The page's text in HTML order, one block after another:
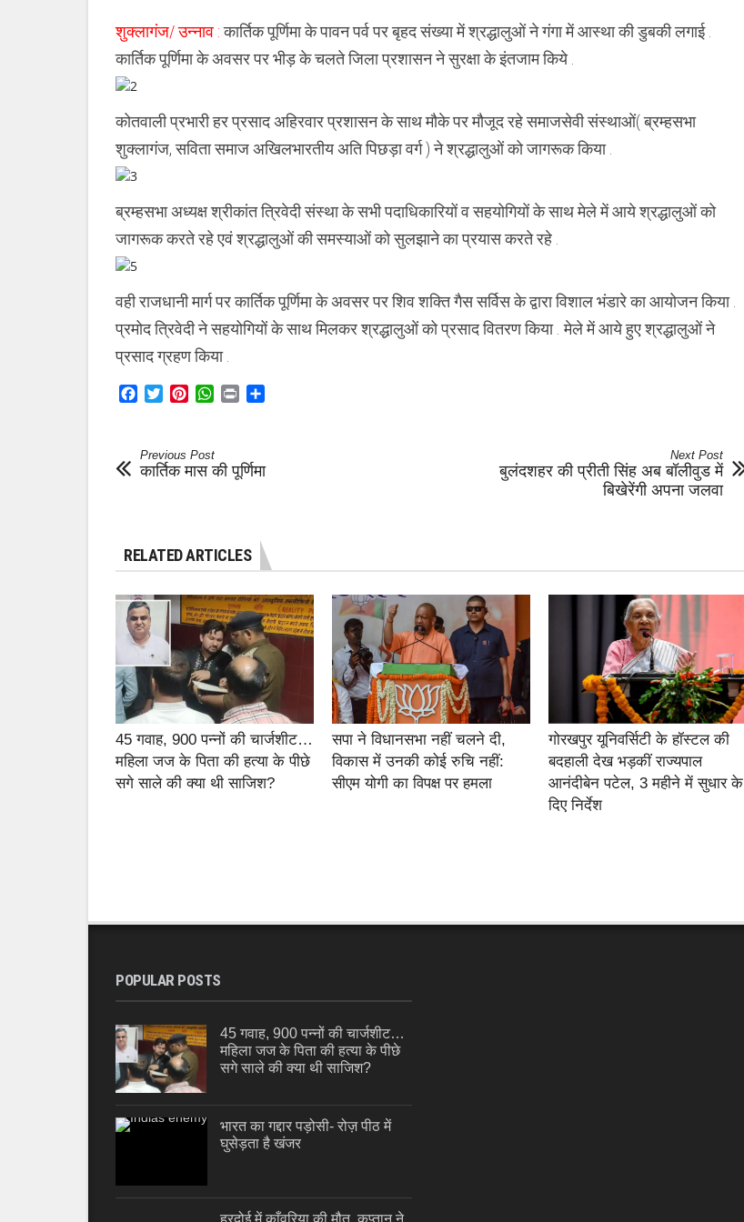
आस्था
का
सैलाब
शुक्लागंज/ उन्नाव :कार्तिक पूर्णिमा के पावन पर्व पर बृहद संख्या में श्रद्धालुओं ने गंगा में आस्था की डुबकी लगाई .
कार्तिक पूर्णिमा के अवसर पर भीड़ के चलते जिला प्रशासन ने सुरक्षा के इंतजाम किये .
कोतवाली प्रभारी हर प्रसाद अहिरवार प्रशासन के साथ मौके पर मौजूद रहे समाजसेवी संस्थाओं( ब्रम्हसभा
शुक्लागंज, सविता समाज अखिलभारतीय अति पिछड़ा वर्ग ) ने श्रद्धालुओं को जागरूक किया .
ब्रम्हसभा अध्यक्ष श्रीकांत त्रिवेदी संस्था के सभी पदाधिकारियों व सहयोगियों के साथ मेले में आये श्रद्धालुओं को
जागरूक करते रहे एवं श्रद्धालुओं की समस्याओं को सुलझाने का प्रयास करते रहे .
वही राजधानी मार्ग पर कार्तिक पूर्णिमा के अवसर पर शिव शक्ति गैस सर्विस के द्वारा विशाल भंडारे का आयोजन किया .
प्रमोद त्रिवेदी ने सहयोगियों के साथ मिलकर श्रद्धालुओं को प्रसाद वितरण किया . मेले में आये हुए श्रद्धालुओं ने
प्रसाद ग्रहण किया .
Facebook
TwitterPinterestWhatsApp
Print
Previous Post
कार्तिक मास की पूर्णिमा
Next Post
बुलंदशहर की प्रीती सिंह अब बॉलीवुड में
बिखेरेंगी अपना जलवा
RELATED ARTICLES
45 गवाह, 900 पन्नों की चार्जशीट…
महिला जज के पिता की हत्या के पीछे
सगे साले की क्या थी साजिश?
सपा ने विधानसभा नहीं चलने दी,
विकास में उनकी कोई रुचि नहीं:
सीएम योगी का विपक्ष पर हमला
गोरखपुर यूनिवर्सिटी के हॉस्टल की
बदहाली देख भड़कीं राज्यपाल
आनंदीबेन पटेल, 3 महीने में सुधार के
दिए निर्देश
POPULAR POSTS
45 गवाह, 900 पन्नों की चार्जशीट…
महिला जज के पिता की हत्या के पीछे
सगे साले की क्या थी साजिश?
भारत का गद्दार पड़ोसी- रोज़ पीठ में
घुसेड़ता है खंजर
हरदोई में काँवरिया की मौत, कप्तान ने